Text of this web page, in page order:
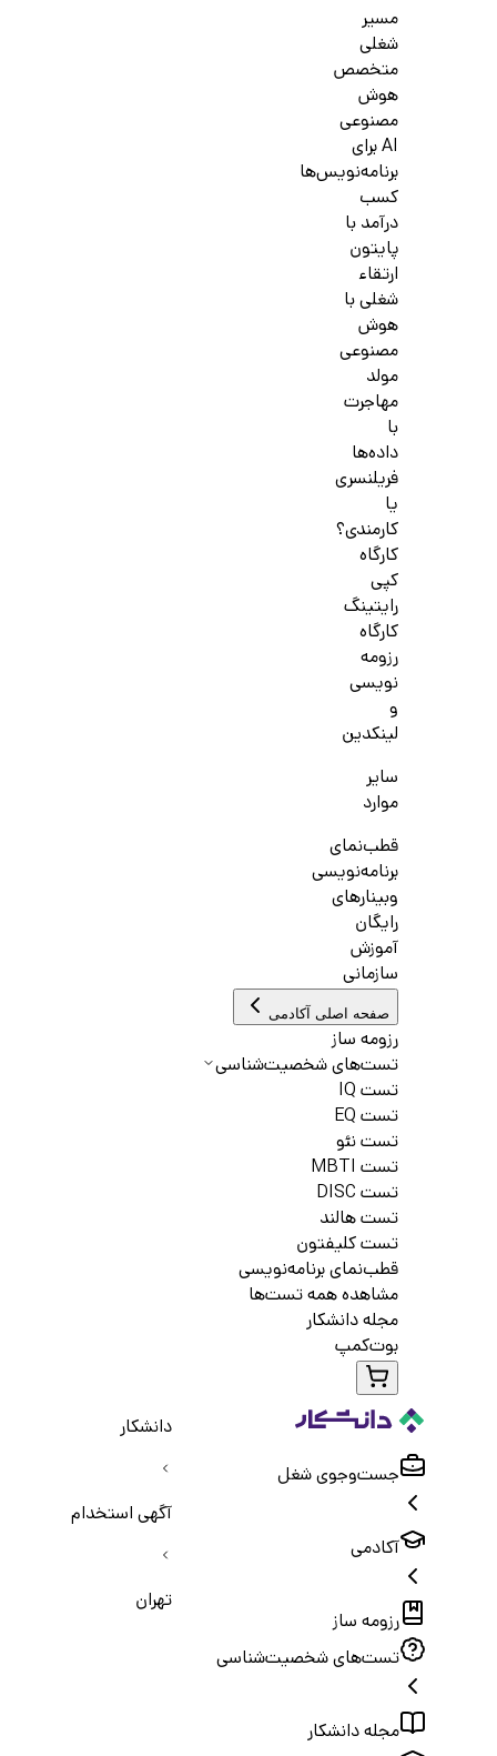
مسیر
شغلی
متخصص
هوش
مصنوعی
AI برای
برنامه‌نویس‌ها
کسب
درآمد با
پایتون
ارتقاء
شغلی با
هوش
مصنوعی
مولد
مهاجرت
با
داده‌ها
فریلنسری
یا
کارمندی؟
کارگاه
کپی
رایتینگ
کارگاه
رزومه
نویسی
و
لینکدین
سایر
موارد
قطب‌نمای
برنامه‌نویسی
وبینارهای
رایگان
آموزش
سازمانی
صفحه اصلی آکادمی
رزومه ساز
تست‌های شخصیت‌شناسی
تست IQ
تست EQ
تست نئو
تست MBTI
تست DISC
تست هالند
تست کلیفتون
قطب‌نمای برنامه‌نویسی
مشاهده همه تست‌ها
مجله دانشکار
بوت‌کمپ
جست‌و‌جوی شغل
آکادمی
رزومه ساز
تست‌های شخصیت‌شناسی
مجله دانشکار
دانشکار
آگهی استخدام
تهران